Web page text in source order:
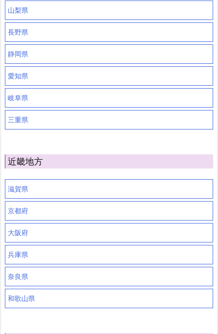
山梨県
長野県
静岡県
愛知県
岐阜県
三重県
近畿地方
滋賀県
京都府
大阪府
兵庫県
奈良県
和歌山県